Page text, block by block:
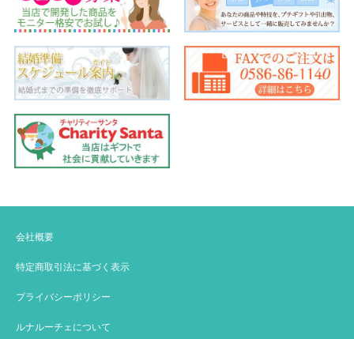
会社概要
特定商取引法に基づく表示
プライバシーポリシー
ルナルーチェについて